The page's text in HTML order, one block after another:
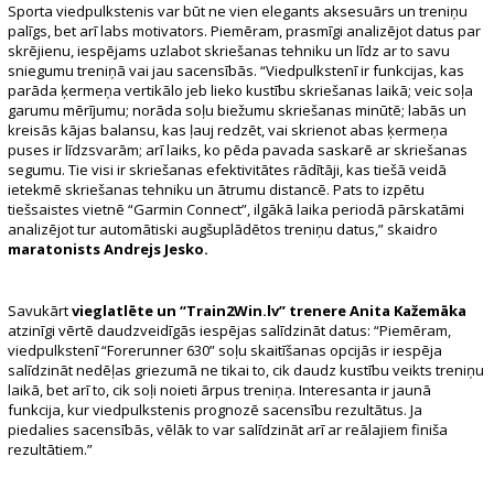
Sporta viedpulkstenis var būt ne vien elegants aksesuārs un treniņu
palīgs, bet arī labs motivators. Piemēram, prasmīgi analizējot datus par
skrējienu, iespējams uzlabot skriešanas tehniku un līdz ar to savu
sniegumu treniņā vai jau sacensībās. “Viedpulkstenī ir funkcijas, kas
parāda ķermeņa vertikālo jeb lieko kustību skriešanas laikā; veic soļa
garumu mērījumu; norāda soļu biežumu skriešanas minūtē; labās un
kreisās kājas balansu, kas ļauj redzēt, vai skrienot abas ķermeņa
puses ir līdzsvarām; arī laiks, ko pēda pavada saskarē ar skriešanas
segumu. Tie visi ir skriešanas efektivitātes rādītāji, kas tiešā veidā
ietekmē skriešanas tehniku un ātrumu distancē. Pats to izpētu
tiešsaistes vietnē “Garmin Connect”, ilgākā laika periodā pārskatāmi
analizējot tur automātiski augšuplādētos treniņu datus,” skaidro
maratonists Andrejs Jesko.
Savukārtvieglatlēte un “Train2Win.lv” trenere Anita Kažemāka
atzinīgi vērtē daudzveidīgās iespējas salīdzināt datus: “Piemēram,
viedpulkstenī “Forerunner 630” soļu skaitīšanas opcijās ir iespēja
salīdzināt nedēļas griezumā ne tikai to, cik daudz kustību veikts treniņu
laikā, bet arī to, cik soļi noieti ārpus treniņa. Interesanta ir jaunā
funkcija, kur viedpulkstenis prognozē sacensību rezultātus. Ja
piedalies sacensībās, vēlāk to var salīdzināt arī ar reālajiem finiša
rezultātiem.”